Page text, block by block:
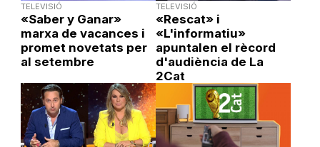
TELEVISIÓ
«Saber y Ganar»
marxa de vacances i
promet novetats per
al setembre
TELEVISIÓ
«Rescat» i
«L'informatiu»
apuntalen el rècord
d'audiència de La
2Cat